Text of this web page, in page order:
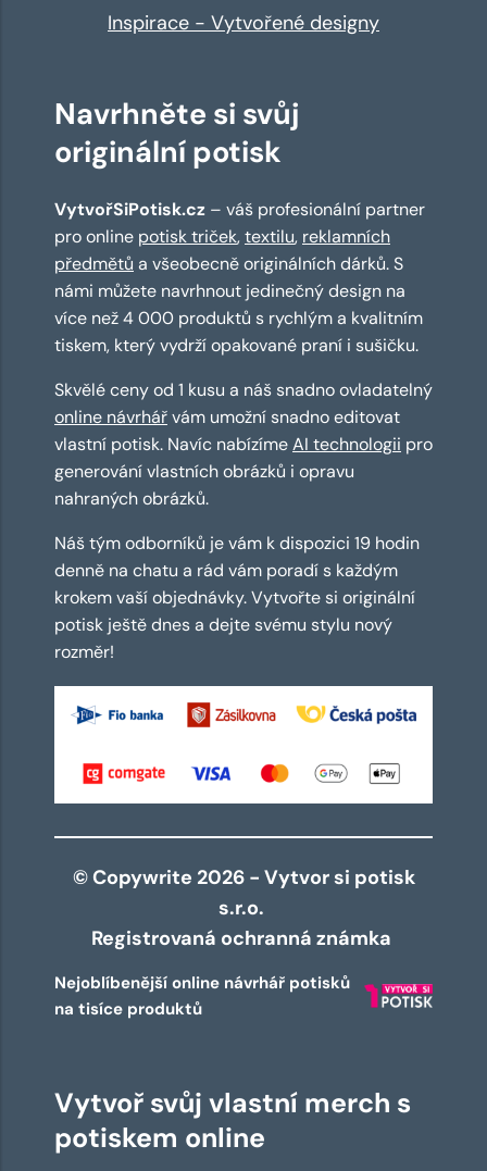
Inspirace - Vytvořené designy
Navrhněte si svůj
originální potisk
VytvořSiPotisk.cz – váš profesionální partner
pro online potisk triček,textilu, reklamních
předmětů a všeobecně originálních dárků. S
námi můžete navrhnout jedinečný design na
více než 4 000 produktů s rychlým a kvalitním
tiskem, který vydrží opakované praní i sušičku.
Skvělé ceny od 1 kusu a náš snadno ovladatelný
online návrhářvám umožní snadno editovat
vlastní potisk. Navíc nabízímeAI technologii pro
generování vlastních obrázků i opravu
nahraných obrázků.
Náš tým odborníků je vám k dispozici 19 hodin
denně na chatu a rád vám poradí s každým
krokem vaší objednávky. Vytvořte si originální
potisk ještě dnes a dejte svému stylu nový
rozměr!
© Copywrite 2026 - Vytvor si potisk
s.r.o.
Registrovaná ochranná známka
Nejoblíbenější online návrhář potisků
na tisíce produktů
Vytvoř svůj vlastní merch s
potiskem online